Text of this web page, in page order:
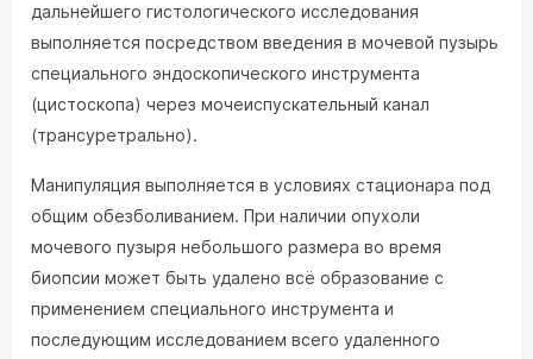
дальнейшего гистологического исследования
выполняется посредством введения в мочевой пузырь
специального эндоскопического инструмента
(цистоскопа) через мочеиспускательный канал
(трансуретрально).
Манипуляция выполняется в условиях стационара под
общим обезболиванием. При наличии опухоли
мочевого пузыря небольшого размера во время
биопсии может быть удалено всё образование с
применением специального инструмента и
последующим исследованием всего удаленного